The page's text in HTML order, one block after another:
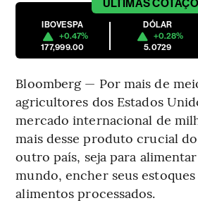
ÚLTIMAS
IBOVESPA
+0.47%
177,999.00
DÓLAR
+0.28%
5.0729
Bloomberg — Por mais de
agricultores dos Estados
mercado internacional de
mais desse produto crucial
outro país, seja para
mundo, encher seus
alimentos processados.